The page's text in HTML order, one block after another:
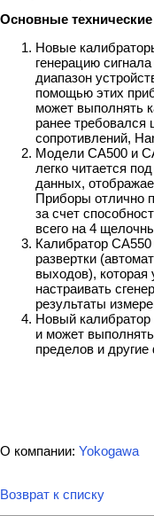
Основные технические
Новые
генерацию
диапазон
помощью этих
может выполнять
ранее требовался
сопротивлений,
Модели CA500 и
легко читается
данных,
Приборы отлично
за счет
всего на 4
Калибратор
развертки
выходов), которая
настраивать
результаты
Новый
и может
пределов и
О компании: Yokogawa
Возврат к списку